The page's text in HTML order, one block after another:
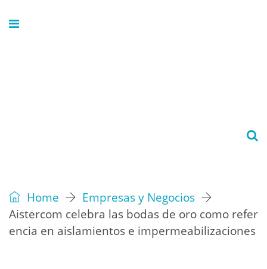
Home
Empresas y Negocios
Aistercom celebra las bodas de oro como refer
encia en aislamientos e impermeabilizaciones